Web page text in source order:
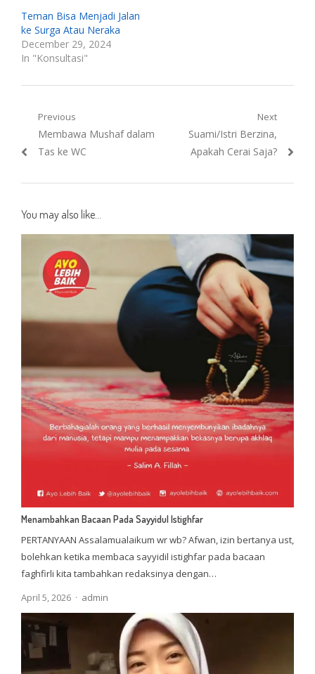
Teman Bisa Menjadi Jalan
ke Surga Atau Neraka
December 29, 2024
In "Konsultasi"
Post
navigation
Previous
Previous
post:
Membawa Mushaf dalam
Tas ke WC
Next
Next
post:
Suami/Istri Berzina,
Apakah Cerai Saja?
You may also like...
Menambahkan Bacaan Pada Sayyidul Istighfar
PERTANYAAN Assalamualaikum wr wb? Afwan, izin bertanya ust,
bolehkan ketika membaca sayyidil istighfar pada bacaan
faghfirli kita tambahkan redaksinya dengan…
April 5, 2026
Author
admin